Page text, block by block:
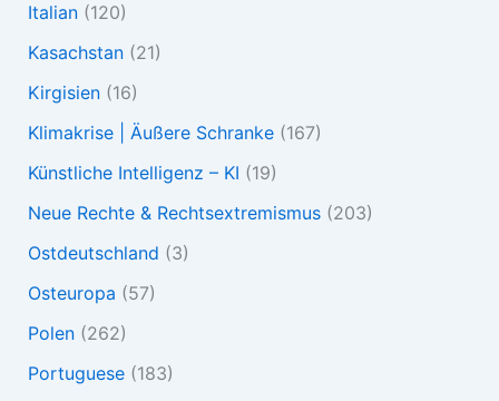
Italian(120)
Kasachstan(21)
Kirgisien(16)
Klimakrise | Äußere Schranke(167)
Künstliche Intelligenz – KI (19)
Neue Rechte & Rechtsextremismus(203)
Ostdeutschland (3)
Osteuropa (57)
Polen(262)
Portuguese(183)